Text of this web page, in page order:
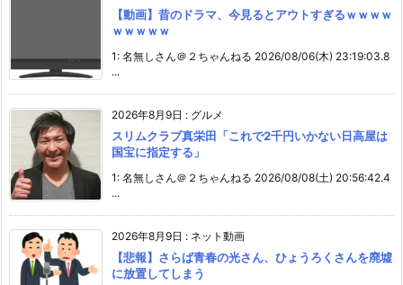
【動画】昔のドラマ、今見るとアウトすぎるｗｗｗｗ
ｗｗｗｗｗ
1: 名無しさん＠２ちゃんねる 2026/08/06(木) 23:19:03.8
...
2026年8月9日 : グルメ
スリムクラブ真栄田「これで2千円いかない日高屋は
国宝に指定する」
1: 名無しさん＠２ちゃんねる 2026/08/08(土) 20:56:42.4
...
2026年8月9日 : ネット動画
【悲報】さらば青春の光さん、ひょうろくさんを廃墟
に放置してしまう